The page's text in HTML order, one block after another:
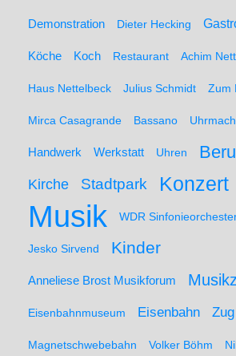
Demonstration Dieter Hecking
Köche Koch Restaurant Achim
Haus Nettelbeck Julius Schmidt Zum
Mirca Casagrande Bassano
Handwerk Werkstatt Uhren
Kirche Stadtpark Konzert
Musik WDR
Jesko Sirvend Kinder
Anneliese Brost Musikforum
Eisenbahnmuseum Eisenbahn Zug
Magnetschwebebahn Volker Böhm